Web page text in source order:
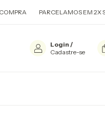
PARCELAMOS EM 2X SEM
Login /
Cadastre-se